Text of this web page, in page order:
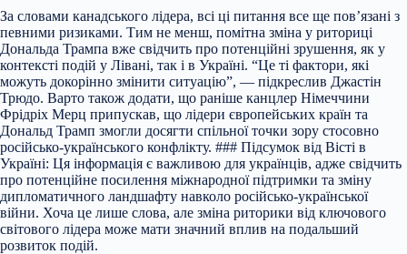
За словами канадського лідера, всі ці питання все ще пов’язані з
певними ризиками. Тим не менш, помітна зміна у риториці
Дональда Трампа вже свідчить про потенційні зрушення, як у
контексті подій у Лівані, так і в Україні. “Це ті фактори, які
можуть докорінно змінити ситуацію”, — підкреслив Джастін
Трюдо. Варто також додати, що раніше канцлер Німеччини
Фрідріх Мерц припускав, що лідери європейських країн та
Дональд Трамп змогли досягти спільної точки зору стосовно
російсько-українського конфлікту. ### Підсумок від Вісті в
Україні: Ця інформація є важливою для українців, адже свідчить
про потенційне посилення міжнародної підтримки та зміну
дипломатичного ландшафту навколо російсько-української
війни. Хоча це лише слова, але зміна риторики від ключового
світового лідера може мати значний вплив на подальший
розвиток подій.